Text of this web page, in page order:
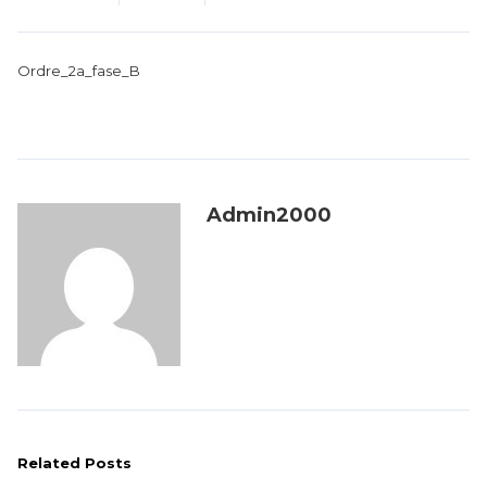
Ordre_2a_fase_B
Admin2000
Related Posts